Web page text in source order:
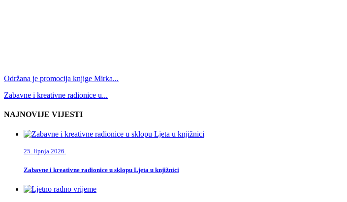
Održana je promocija knjige Mirka...
Zabavne i kreativne radionice u...
NAJNOVIJE VIJESTI
25. lipnja 2026.
Zabavne i kreativne radionice u sklopu Ljeta u knjižnici